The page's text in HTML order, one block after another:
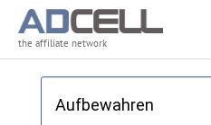
the affiliate network